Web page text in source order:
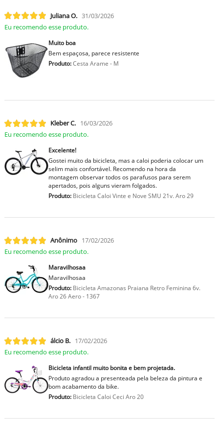
Juliana O. 31/03/2026
Eu recomendo esse produto.
Muito boa
Bem espaçosa, parece resistente
Produto:Cesta Arame - M
Kleber C. 16/03/2026
Eu recomendo esse produto.
Excelente!
Gostei muito da bicicleta, mas a caloi poderia colocar um
selim mais confortável. Recomendo na hora da
montagem observar todos os parafusos para serem
apertados, pois alguns vieram folgados.
Produto:Bicicleta Caloi Vinte e Nove SMU 21v. Aro 29
Anônimo 17/02/2026
Eu recomendo esse produto.
Maravilhosaa
Maravilhosaa
Produto:Bicicleta Amazonas Praiana Retro Feminina 6v.
Aro 26 Aero - 1367
lcio B. 17/02/2026
Eu recomendo esse produto.
Bicicleta infantil muito bonita e bem projetada.
Produto agradou a presenteada pela beleza da pintura e
bom acabamento da bike.
Produto:Bicicleta Caloi Ceci Aro 20